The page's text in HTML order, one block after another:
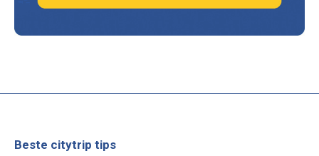
Beste citytrip tips